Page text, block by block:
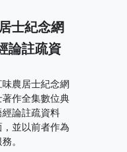
士紀念網
論註疏資
農居士紀念網
作全集數位典
論註疏資料
並以前者作為
。